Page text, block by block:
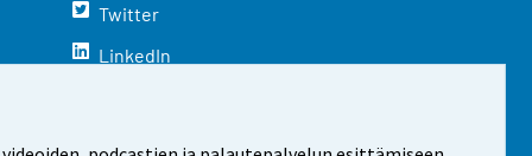
Twitter
LinkedIn